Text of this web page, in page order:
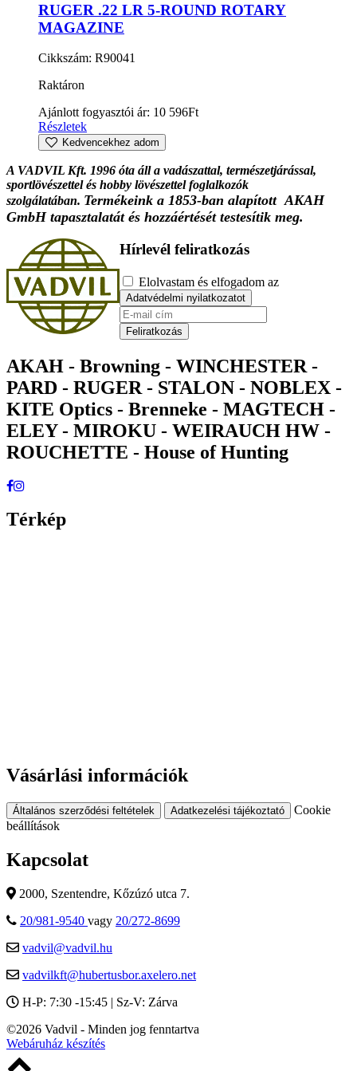
RUGER .22 LR 5-ROUND ROTARY
MAGAZINE
Cikkszám: R90041
Raktáron
Ajánlott fogyasztói ár: 10 596Ft
Részletek
Kedvencekhez adom
A VADVIL Kft. 1996 óta áll a vadászattal, természetjárással,
sportlövészettel és hobby lövészettel foglalkozók
szolgálatában. Termékeink a 1853-ban alapított AKAH
GmbH tapasztalatát és hozzáértését testesítik meg.
Hírlevél feliratkozás
Elolvastam és elfogadom az
Adatvédelmi nyilatkozatot
Feliratkozás
AKAH - Browning - WINCHESTER -
PARD - RUGER - STALON - NOBLEX -
KITE Optics - Brenneke - MAGTECH -
ELEY - MIROKU - WEIRAUCH HW -
ROUCHETTE - House of Hunting
Térkép
Vásárlási információk
Általános szerződési feltételek Adatkezelési tájékoztató
Cookie
beállítások
Kapcsolat
2000, Szentendre, Kőzúzó utca 7.
20/981-9540 vagy 20/272-8699
vadvil@vadvil.hu
vadvilkft@hubertusbor.axelero.net
H-P: 7:30 -15:45 | Sz-V: Zárva
©2026 Vadvil - Minden jog fenntartva
Webáruház készítés